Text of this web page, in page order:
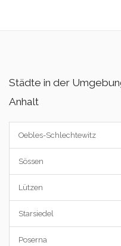
Städte in der
Anhalt
Oebles-Schlechtewitz
Sössen
Lützen
Starsiedel
Poserna